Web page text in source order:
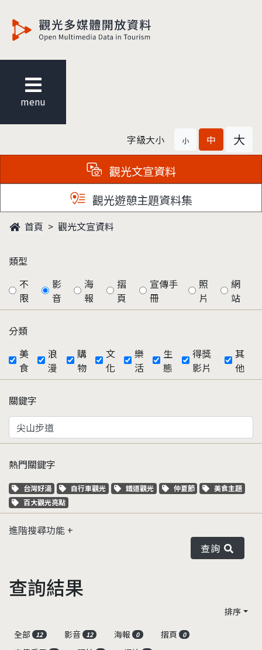
menu
字級大小 小 中 大
觀光文宣資料
觀光遊憩主題資料集
首頁 觀光文宣資料
類型
不
限
影
音
海
報
摺
頁
宣傳手
冊
照
片
網
站
分類
美
食
浪
漫
購
物
文
化
樂
活
生
態
得獎
影片
其
他
關鍵字
熱門關鍵字
關鍵字標籤
台灣好湯 關鍵字標籤
自行車觀光 關鍵字標籤
鐵道觀光 關鍵字標籤
仲夏節 關鍵字標籤
美食主題
關鍵字標籤
百大觀光亮點
進階搜尋功能
查詢
查詢結果
排序
全部
12 影音 12 海報 0 摺頁 0